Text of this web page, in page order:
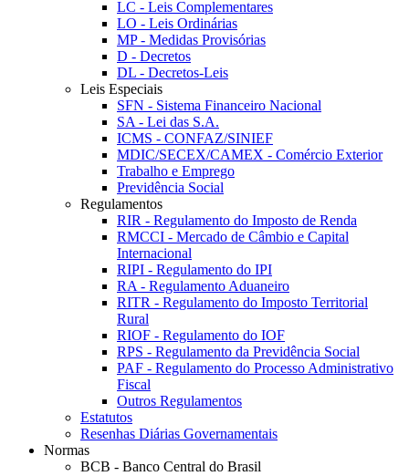
LC - Leis Complementares
LO - Leis Ordinárias
MP - Medidas Provisórias
D - Decretos
DL - Decretos-Leis
Leis Especiais
SFN - Sistema Financeiro Nacional
SA - Lei das S.A.
ICMS - CONFAZ/SINIEF
MDIC/SECEX/CAMEX - Comércio Exterior
Trabalho e Emprego
Previdência Social
Regulamentos
RIR - Regulamento do Imposto de Renda
RMCCI - Mercado de Câmbio e Capital
Internacional
RIPI - Regulamento do IPI
RA - Regulamento Aduaneiro
RITR - Regulamento do Imposto Territorial
Rural
RIOF - Regulamento do IOF
RPS - Regulamento da Previdência Social
PAF - Regulamento do Processo Administrativo
Fiscal
Outros Regulamentos
Estatutos
Resenhas Diárias Governamentais
Normas
BCB - Banco Central do Brasil